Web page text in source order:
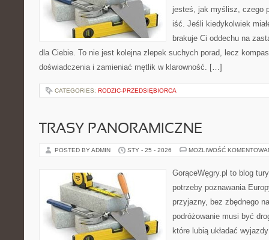
jesteś, jak myślisz, czego
iść. Jeśli kiedykolwiek
brakuje Ci oddechu na
dla Ciebie. To nie jest kolejna zlepek suchych porad, lecz
doświadczenia i zamieniać mętlik w klarowność. […]
CATEGORIES: RODZIC-PRZEDSIĘBIORCA
TRASY PANORAMICZNE
POSTED BY ADMIN STY - 25 - 2026 MOŻLIWOŚĆ
GorąceWęgry.pl to blog
potrzeby poznawania
przyjazny, bez zbędnego
podróżowanie musi być
które lubią układać